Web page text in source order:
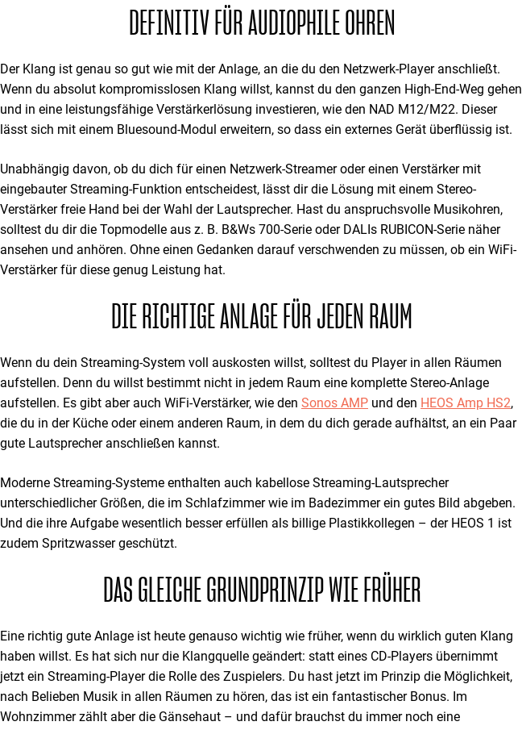
DEFINITIV FÜR AUDIOPHILE OHREN
Der Klang ist genau so gut wie mit der Anlage, an die du den Netzwerk-Player anschließt.
Wenn du absolut kompromisslosen Klang willst, kannst du den ganzen High-End-Weg gehen
und in eine leistungsfähige Verstärkerlösung investieren, wie den NAD M12/M22. Dieser
lässt sich mit einem Bluesound-Modul erweitern, so dass ein externes Gerät überflüssig ist.
Unabhängig davon, ob du dich für einen Netzwerk-Streamer oder einen Verstärker mit
eingebauter Streaming-Funktion entscheidest, lässt dir die Lösung mit einem Stereo-
Verstärker freie Hand bei der Wahl der Lautsprecher. Hast du anspruchsvolle Musikohren,
solltest du dir die Topmodelle aus z. B. B&Ws 700-Serie oder DALIs RUBICON-Serie näher
ansehen und anhören. Ohne einen Gedanken darauf verschwenden zu müssen, ob ein WiFi-
Verstärker für diese genug Leistung hat.
DIE RICHTIGE ANLAGE FÜR JEDEN RAUM
Wenn du dein Streaming-System voll auskosten willst, solltest du Player in allen Räumen
aufstellen. Denn du willst bestimmt nicht in jedem Raum eine komplette Stereo-Anlage
aufstellen. Es gibt aber auch WiFi-Verstärker, wie den Sonos AMP und den HEOS Amp HS2,
die du in der Küche oder einem anderen Raum, in dem du dich gerade aufhältst, an ein Paar
gute Lautsprecher anschließen kannst.
Moderne Streaming-Systeme enthalten auch kabellose Streaming-Lautsprecher
unterschiedlicher Größen, die im Schlafzimmer wie im Badezimmer ein gutes Bild abgeben.
Und die ihre Aufgabe wesentlich besser erfüllen als billige Plastikkollegen – der HEOS 1 ist
zudem Spritzwasser geschützt.
DAS GLEICHE GRUNDPRINZIP WIE FRÜHER
Eine richtig gute Anlage ist heute genauso wichtig wie früher, wenn du wirklich guten Klang
haben willst. Es hat sich nur die Klangquelle geändert: statt eines CD-Players übernimmt
jetzt ein Streaming-Player die Rolle des Zuspielers. Du hast jetzt im Prinzip die Möglichkeit,
nach Belieben Musik in allen Räumen zu hören, das ist ein fantastischer Bonus. Im
Wohnzimmer zählt aber die Gänsehaut – und dafür brauchst du immer noch eine